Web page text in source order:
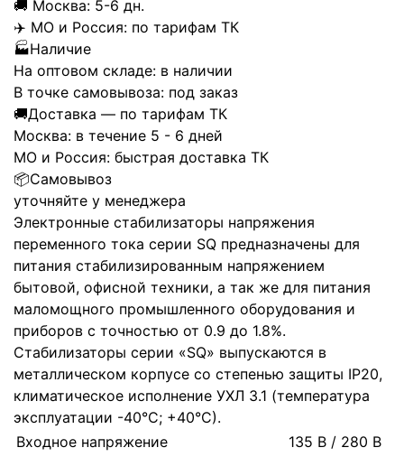
🚚 Москва: 5-6 дн.
✈️ МО и Россия: по тарифам ТК
🏭Наличие
На оптовом складе: в наличии
В точке самовывоза: под заказ
🚚Доставка — по тарифам ТК
Москва: в течение 5 - 6 дней
МО и Россия: быстрая доставка ТК
📦Самовывоз
уточняйте у менеджера
Электронные стабилизаторы напряжения
переменного тока серии SQ предназначены для
питания стабилизированным напряжением
бытовой, офисной техники, а так же для питания
маломощного промышленного оборудования и
приборов с точностью от 0.9 до 1.8%.
Стабилизаторы серии «SQ» выпускаются в
металлическом корпусе со степенью защиты IP20,
климатическое исполнение УХЛ 3.1 (температура
эксплуатации -40°С; +40°С).
Входное напряжение
135 В / 280 В